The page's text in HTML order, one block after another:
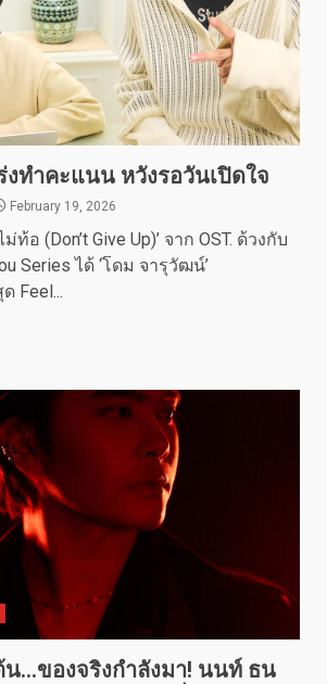
งทำคะแนน หวังรอวันเปิดใจ
February 19, 2026
ท้อ (Don’t Give Up)’ จาก OST. ด้วงกับ
Series ได้ ‘โดม จารุวัฒน์’
Feel...
น…ของจริงกำลังมา! นนท์ ธน